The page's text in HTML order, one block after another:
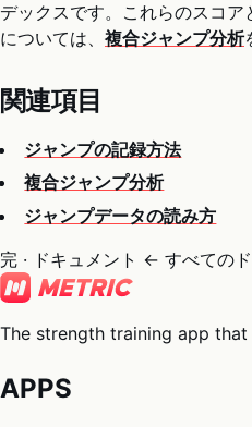
デックスです。これらのスコ
については、 複合ジャンプ分析
関連項目
ジャンプの記録方法
複合ジャンプ分析
ジャンプデータの読み方
完 · ドキュメント ← すべての
The strength training app
APPS